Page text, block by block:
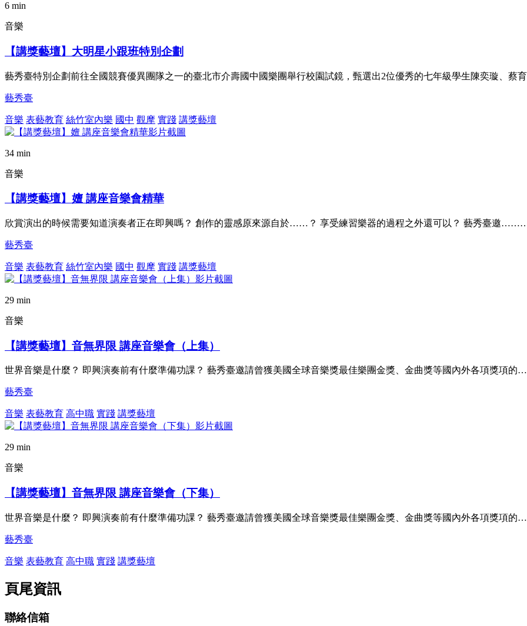
6 min
音樂
【講獎藝壇】大明星小跟班特別企劃
藝秀臺特別企劃前往全國競賽優異團隊之一的臺北市介壽國中國樂團舉行校園試鏡，甄選出2位優秀的七年級學生陳奕璇、
藝秀臺
音樂 表藝教育 絲竹室內樂 國中 觀摩 實踐 講獎藝壇
34 min
音樂
【講獎藝壇】嬗 講座音樂會精華
欣賞演出的時候需要知道演奏者正在即興嗎？ 創作的靈感原來源自於……？ 享受練習樂器的過程之外還可以？ 藝秀臺邀
藝秀臺
音樂 表藝教育 絲竹室內樂 國中 觀摩 實踐 講獎藝壇
29 min
音樂
【講獎藝壇】音無界限 講座音樂會（上集）
世界音樂是什麼？ 即興演奏前有什麼準備功課？ 藝秀臺邀請曾獲美國全球音樂獎最佳樂團金獎、金曲獎等國內外各項獎項
藝秀臺
音樂 表藝教育 高中職 實踐 講獎藝壇
29 min
音樂
【講獎藝壇】音無界限 講座音樂會（下集）
世界音樂是什麼？ 即興演奏前有什麼準備功課？ 藝秀臺邀請曾獲美國全球音樂獎最佳樂團金獎、金曲獎等國內外各項獎項
藝秀臺
音樂 表藝教育 高中職 實踐 講獎藝壇
頁尾資訊
聯絡信箱